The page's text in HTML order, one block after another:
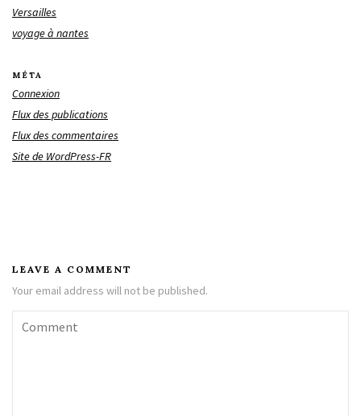
Versailles
voyage à nantes
MÉTA
Connexion
Flux des publications
Flux des commentaires
Site de WordPress-FR
LEAVE A COMMENT
Your email address will not be published.